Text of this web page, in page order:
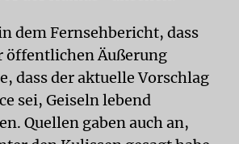
dem Fernsehbericht, dass
öffentlichen Äußerung
dass der aktuelle Vorschlag
sei, Geiseln lebend
Quellen gaben auch an,